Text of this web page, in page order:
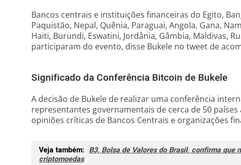
Bancos centrais e instituições financeiras do Egito,
Paquistão, Nepal, Quênia, Paraguai, Angola, Gana,
Haiti, Burundi, Eswatini, Jordânia, Gâmbia, Maldivas,
participaram do evento, disse Bukele no tweet de
Significado da Conferência Bitcoin de Bukele
A decisão de Bukele de realizar uma conferência
representantes governamentais de cerca de 50
opiniões críticas de Bancos Centrais e organizações
Veja também: B3, Bolsa de Valores do Brasil, confirma que
criptomoedas